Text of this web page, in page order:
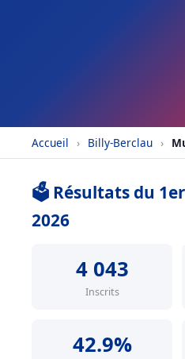
Accueil › Billy-Berclau ›
🗳️ Résultats du
2026
4 043
Inscrits
42.9%